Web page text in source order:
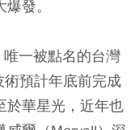
發。
唯一被點名的台灣
術預計年底前完成
於華星光，近年也